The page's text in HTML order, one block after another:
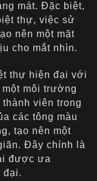
mát. Đặc biệt,
thự, việc sử
nên một mặt
cho mắt nhìn.
thự hiện đại với
môi trường
viên trong
các tông màu
tạo nên một
Đây chính là
được ưa
đại.